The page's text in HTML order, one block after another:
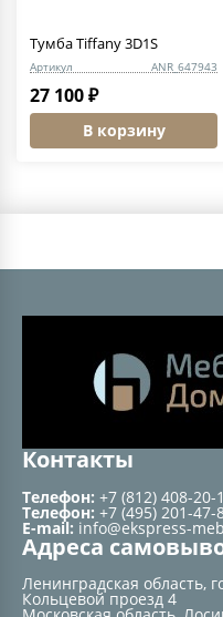
Тумба Tiffany 3D1S
Артикул ANR_647943
27 100 ₽
В корзину
Контакты
Телефон: +7 (812) 408-20-
Телефон: +7 (495) 201-47-
E-mail: info@ekspress-
Адреса
Ленинградская область,
Кольцевой проезд 4